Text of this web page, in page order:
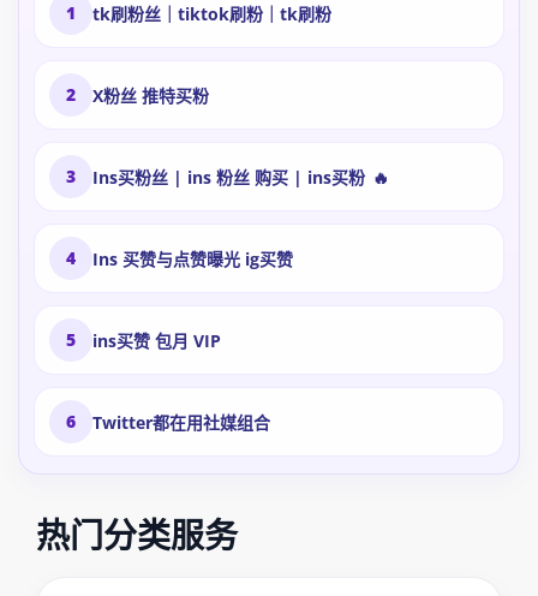
1 tk刷粉丝｜tiktok刷粉｜tk刷粉
2 X粉丝 推特买粉
3 Ins买粉丝 | ins 粉丝 购买 | ins买粉 🔥
4 Ins 买赞与点赞曝光 ig买赞
5 ins买赞 包月 VIP
6 Twitter都在用社媒组合
热门分类服务